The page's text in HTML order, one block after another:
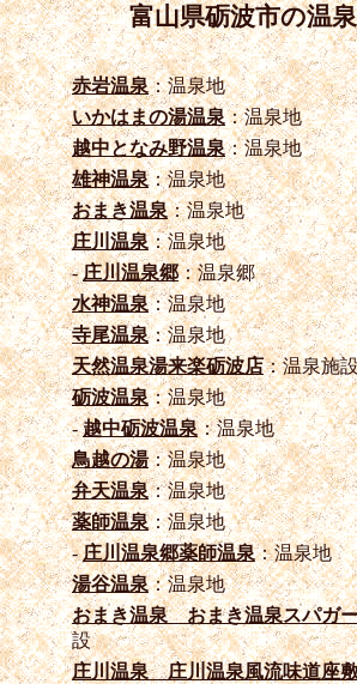
富山県砺波市の温
赤岩温泉：温泉地
いかはまの湯温泉：温泉地
越中となみ野温泉：温泉地
雄神温泉：温泉地
おまき温泉：温泉地
庄川温泉：温泉地
-庄川温泉郷：温泉郷
水神温泉：温泉地
寺尾温泉：温泉地
天然温泉湯来楽砺波店：温泉施
砺波温泉：温泉地
-越中砺波温泉：温泉地
鳥越の湯：温泉地
弁天温泉：温泉地
薬師温泉：温泉地
-庄川温泉郷薬師温泉：温泉地
湯谷温泉：温泉地
おまき温泉 おまき温泉スパガ
設
庄川温泉 庄川温泉風流味道座